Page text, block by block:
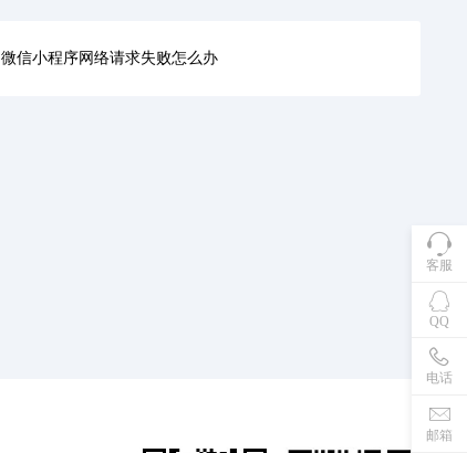
微信小程序网络请求失败怎么办
客服
QQ
电话
邮箱